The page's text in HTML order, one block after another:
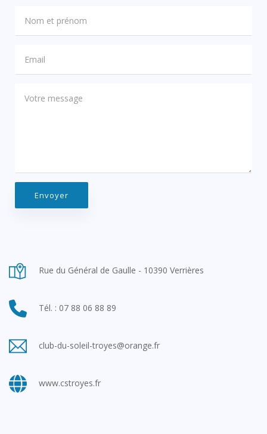
Rue du Général de Gaulle - 10390 Verrières
Tél. : 07 88 06 88 89
club-du-soleil-troyes@orange.fr
www.cstroyes.fr